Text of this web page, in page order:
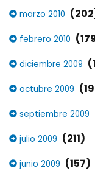
marzo 2010
febrero 2010
diciembre 2009
octubre 2009
septiembre 2009
julio 2009 (211)
junio 2009 (157)